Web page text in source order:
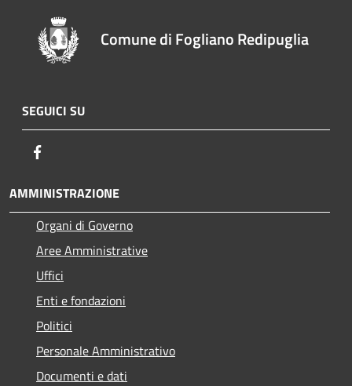
Comune di Fogliano Redipuglia
SEGUICI SU
AMMINISTRAZIONE
Organi di Governo
Aree Amministrative
Uffici
Enti e fondazioni
Politici
Personale Amministrativo
Documenti e dati